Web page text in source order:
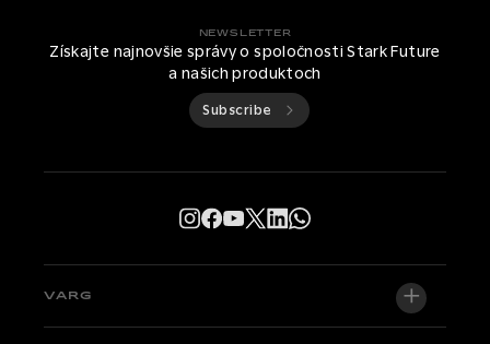
NEWSLETTER
Získajte najnovšie správy o spoločnosti Stark Future
a našich produktoch
Subscribe
VARG